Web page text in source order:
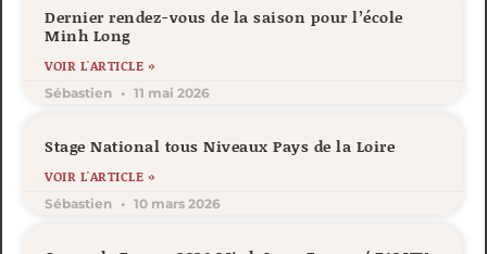
Dernier rendez-vous de la saison pour l’école
Minh Long
VOIR L'ARTICLE »
Sébastien 11 mai 2026
Stage National tous Niveaux Pays de la Loire
VOIR L'ARTICLE »
Sébastien 10 mars 2026